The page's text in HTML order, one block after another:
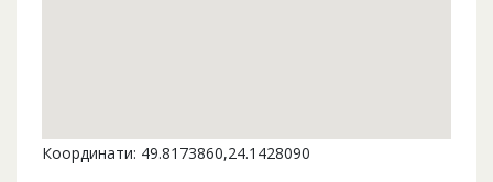
Координати: 49.8173860,24.1428090